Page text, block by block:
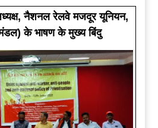
नैशनल रेलवे मजदूर यूनियन,
के भाषण के मुख्य बिंदु